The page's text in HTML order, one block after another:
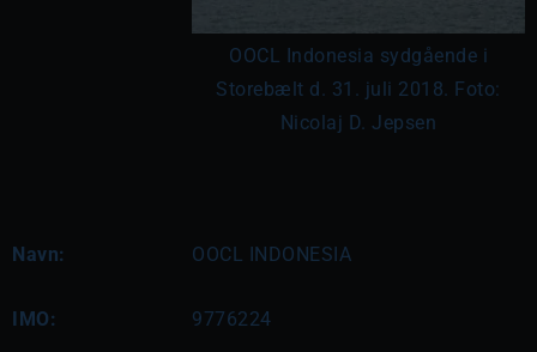
OOCL Indonesia sydgående i
Storebælt d. 31. juli 2018. Foto:
Nicolaj D. Jepsen
Navn: OOCL INDONESIA
IMO: 9776224